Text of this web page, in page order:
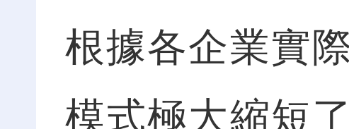
根據各企業實
模式極大縮短